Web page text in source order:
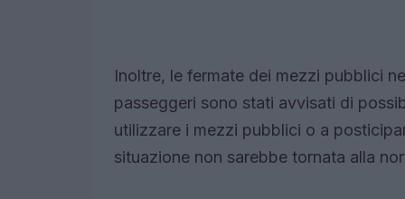
Inoltre, le fermate dei mezzi pubblici
passeggeri sono stati avvisati di
utilizzare i mezzi pubblici o a
situazione non sarebbe tornata alla